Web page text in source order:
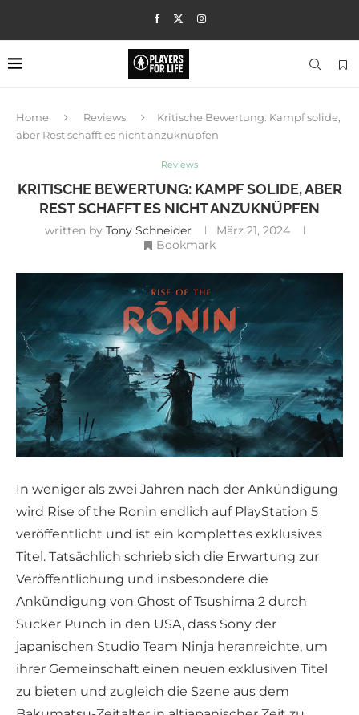
Home Reviews
Kritische Bewertung: Kampf solide,
aber Rest schafft es nicht anzuknüpfen
Reviews
KRITISCHE BEWERTUNG: KAMPF SOLIDE, ABER
REST SCHAFFT ES NICHT ANZUKNÜPFEN
written by Tony Schneider
März 21, 2024
Bookmark
In weniger als zwei Jahren nach der Ankündigung
wird Rise of the Ronin endlich auf PlayStation 5
veröffentlicht und ist ein komplettes exklusives
Titel. Tatsächlich schrieb sich die Erwartung zur
Veröffentlichung und insbesondere die
Ankündigung von Ghost of Tsushima 2 durch
Sucker Punch in den USA, dass Sony der
japanischen Studio Team Ninja heranreichte, um
ihrer Gemeinschaft einen neuen exklusiven Titel
zu bieten und zugleich die Szene aus dem